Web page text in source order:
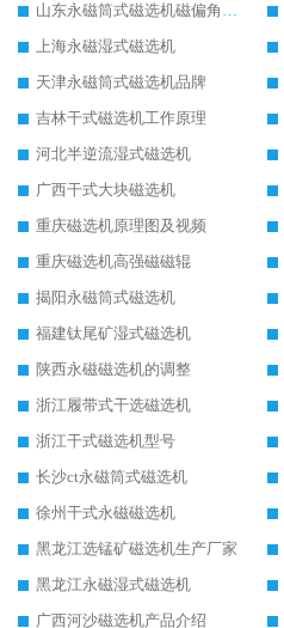
山东永磁筒式磁选机磁偏角怎么调整
上海永磁湿式磁选机
天津永磁筒式磁选机品牌
吉林干式磁选机工作原理
河北半逆流湿式磁选机
广西干式大块磁选机
重庆磁选机原理图及视频
重庆磁选机高强磁磁辊
揭阳永磁筒式磁选机
福建钛尾矿湿式磁选机
陕西永磁磁选机的调整
浙江履带式干选磁选机
浙江干式磁选机型号
长沙ct永磁筒式磁选机
徐州干式永磁磁选机
黑龙江选锰矿磁选机生产厂家
黑龙江永磁湿式磁选机
广西河沙磁选机产品介绍